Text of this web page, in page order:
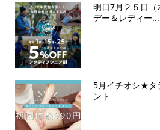
明日7月２５日
デー＆レディー...
5月イチオシ★タ
ント